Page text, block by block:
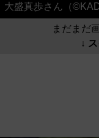
大盛真歩さん（
まだまだ
↓